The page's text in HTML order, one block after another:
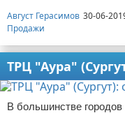
Август Герасимов 30-06-
Продажи
ТРЦ "Аура"
В большинстве